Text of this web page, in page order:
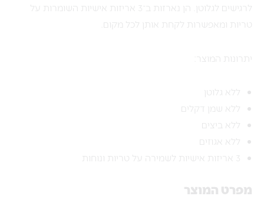
לרגישים לגלוטן. הן נארזות ב־3 אריזות אישיות השומרות על
טריות ומאפשרות לקחת אותן לכל מקום.
יתרונות המוצר:
ללא גלוטן
ללא שמן דקלים
ללא ביצים
ללא אגוזים
מפרט המוצר